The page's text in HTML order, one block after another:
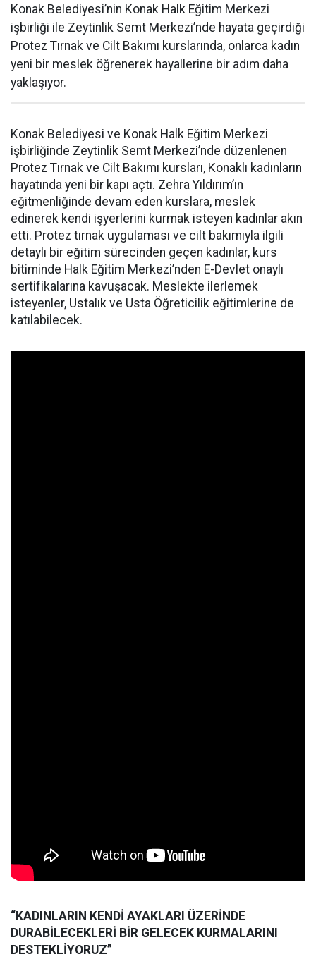
Konak Belediyesi’nin Konak Halk Eğitim Merkezi
işbirliği ile Zeytinlik Semt Merkezi’nde hayata geçirdiği
Protez Tırnak ve Cilt Bakımı kurslarında, onlarca kadın
yeni bir meslek öğrenerek hayallerine bir adım daha
yaklaşıyor.
Konak Belediyesi ve Konak Halk Eğitim Merkezi
işbirliğinde Zeytinlik Semt Merkezi’nde düzenlenen
Protez Tırnak ve Cilt Bakımı kursları, Konaklı kadınların
hayatında yeni bir kapı açtı. Zehra Yıldırım’ın
eğitmenliğinde devam eden kurslara, meslek
edinerek kendi işyerlerini kurmak isteyen kadınlar akın
etti. Protez tırnak uygulaması ve cilt bakımıyla ilgili
detaylı bir eğitim sürecinden geçen kadınlar, kurs
bitiminde Halk Eğitim Merkezi’nden E-Devlet onaylı
sertifikalarına kavuşacak. Meslekte ilerlemek
isteyenler, Ustalık ve Usta Öğreticilik eğitimlerine de
katılabilecek.
“KADINLARIN KENDİ AYAKLARI ÜZERİNDE
DURABİLECEKLERİ BİR GELECEK KURMALARINI
DESTEKLİYORUZ”